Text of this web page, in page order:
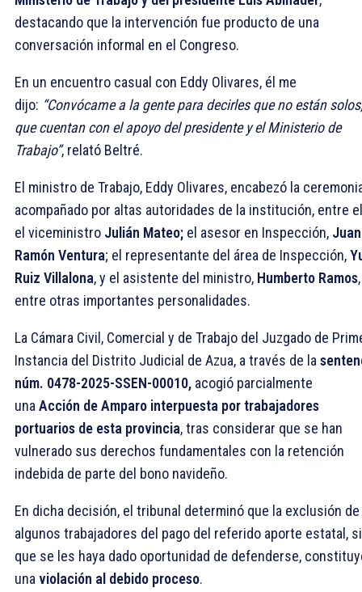
destacando que la intervención fue producto de una
conversación informal en el Congreso.
En un encuentro casual con Eddy Olivares, él me
dijo: “Convócame a la gente para decirles que no están
que cuentan con el apoyo del presidente y el Ministerio de
Trabajo”, relató Beltré.
El ministro de Trabajo, Eddy Olivares, encabezó la
acompañado por altas autoridades de la institución, entre
el viceministro Julián Mateo; el asesor en Inspección, Juan
Ramón Ventura; el representante del área de Inspección,
Ruiz Villalona, y el asistente del ministro, Humberto Ramos,
entre otras importantes personalidades.
La Cámara Civil, Comercial y de Trabajo del Juzgado de
Instancia del Distrito Judicial de Azua, a través de la
núm. 0478-2025-SSEN-00010, acogió parcialmente
una Acción de Amparo interpuesta por trabajadores
portuarios de esta provincia, tras considerar que se han
vulnerado sus derechos fundamentales con la retención
indebida de parte del bono navideño.
En dicha decisión, el tribunal determinó que la exclusión de
algunos trabajadores del pago del referido aporte estatal,
que se les haya dado oportunidad de defenderse,
una violación al debido proceso.